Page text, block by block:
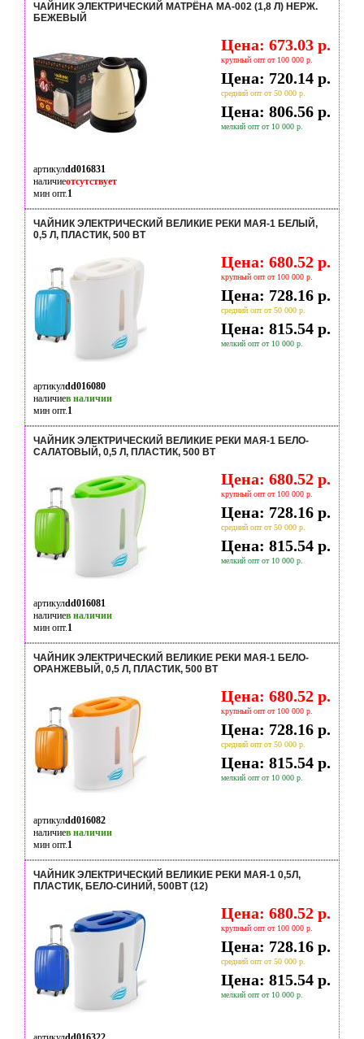
ЧАЙНИК ЭЛЕКТРИЧЕСКИЙ МАТРЁНА MA-002 (1,8 Л) НЕРЖ.
БЕЖЕВЫЙ
Цена: 673.03 р.
крупный опт от 100 000 р.
Цена: 720.14 р.
средний опт от 50 000 р.
Цена: 806.56 р.
мелкий опт от 10 000 р.
артикулdd016831
наличиеотсутствует
мин опт.1
ЧАЙНИК ЭЛЕКТРИЧЕСКИЙ ВЕЛИКИЕ РЕКИ МАЯ-1 БЕЛЫЙ,
0,5 Л, ПЛАСТИК, 500 ВТ
Цена: 680.52 р.
крупный опт от 100 000 р.
Цена: 728.16 р.
средний опт от 50 000 р.
Цена: 815.54 р.
мелкий опт от 10 000 р.
артикулdd016080
наличиев наличии
мин опт.1
ЧАЙНИК ЭЛЕКТРИЧЕСКИЙ ВЕЛИКИЕ РЕКИ МАЯ-1 БЕЛО-
САЛАТОВЫЙ, 0,5 Л, ПЛАСТИК, 500 ВТ
Цена: 680.52 р.
крупный опт от 100 000 р.
Цена: 728.16 р.
средний опт от 50 000 р.
Цена: 815.54 р.
мелкий опт от 10 000 р.
артикулdd016081
наличиев наличии
мин опт.1
ЧАЙНИК ЭЛЕКТРИЧЕСКИЙ ВЕЛИКИЕ РЕКИ МАЯ-1 БЕЛО-
ОРАНЖЕВЫЙ, 0,5 Л, ПЛАСТИК, 500 ВТ
Цена: 680.52 р.
крупный опт от 100 000 р.
Цена: 728.16 р.
средний опт от 50 000 р.
Цена: 815.54 р.
мелкий опт от 10 000 р.
артикулdd016082
наличиев наличии
мин опт.1
ЧАЙНИК ЭЛЕКТРИЧЕСКИЙ ВЕЛИКИЕ РЕКИ МАЯ-1 0,5Л,
ПЛАСТИК, БЕЛО-СИНИЙ, 500ВТ (12)
Цена: 680.52 р.
крупный опт от 100 000 р.
Цена: 728.16 р.
средний опт от 50 000 р.
Цена: 815.54 р.
мелкий опт от 10 000 р.